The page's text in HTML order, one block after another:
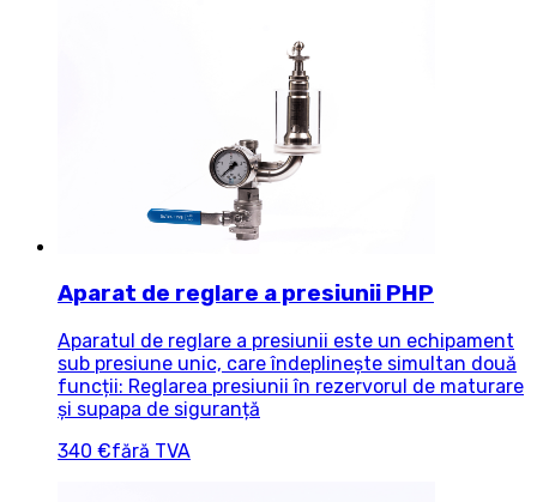
Aparat de reglare a presiunii PHP
Aparatul de reglare a presiunii este un echipament
sub presiune unic, care îndeplinește simultan două
funcții: Reglarea presiunii în rezervorul de maturare
și supapa de siguranță
340 €fără TVA